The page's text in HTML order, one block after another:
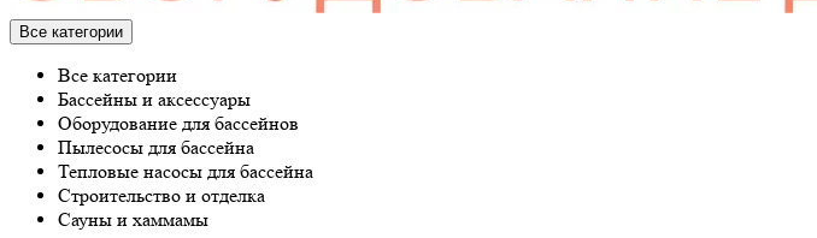
Все категории
Все категории
Бассейны и аксессуары
Оборудование для бассейнов
Пылесосы для бассейна
Тепловые насосы для бассейна
Строительство и отделка
Сауны и хаммамы